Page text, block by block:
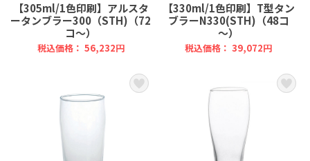
【305ml/1色印刷】アルスタ
ータンブラー300（STH)（72
コ～）
税込価格： 56,232円
【330ml/1色印刷】T型タン
ブラーN330(STH)（48コ
～）
税込価格： 39,072円